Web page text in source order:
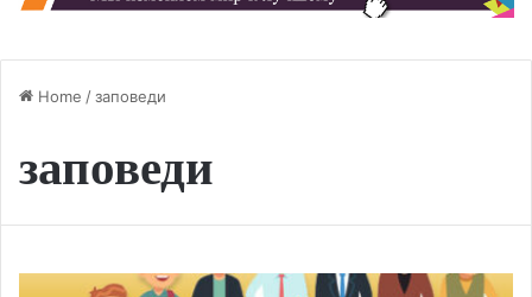
Home /заповеди
заповеди